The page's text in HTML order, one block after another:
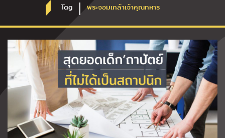
Tag พระจอมเกล้าเจ้าคุณทหาร